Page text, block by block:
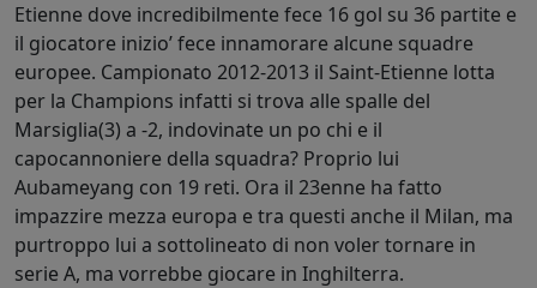
Etienne dove incredibilmente fece 16 gol su 36 partite e
il giocatore inizio’ fece innamorare alcune squadre
europee. Campionato 2012-2013 il Saint-Etienne lotta
per la Champions infatti si trova alle spalle del
Marsiglia(3) a -2, indovinate un po chi e il
capocannoniere della squadra? Proprio lui
Aubameyang con 19 reti. Ora il 23enne ha fatto
impazzire mezza europa e tra questi anche il Milan, ma
purtroppo lui a sottolineato di non voler tornare in
serie A, ma vorrebbe giocare in Inghilterra.